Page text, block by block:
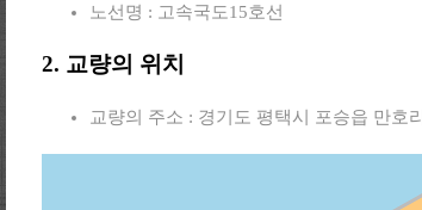
노선명 : 고속국도15호선
2. 교량의 위치
교량의 주소 : 경기도 평택시 포승읍 만호리